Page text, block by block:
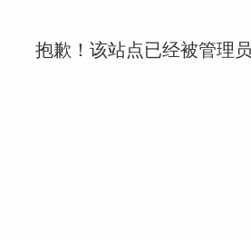
抱歉！该站点已经被管理